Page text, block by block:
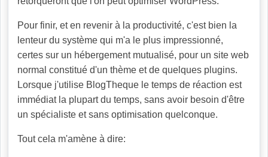
Pour finir, et en revenir à la productivité, c'est bien la
lenteur du système qui m'a le plus impressionné,
certes sur un hébergement mutualisé, pour un site web
normal constitué d'un thème et de quelques plugins.
Lorsque j'utilise BlogTheque le temps de réaction est
immédiat la plupart du temps, sans avoir besoin d'être
un spécialiste et sans optimisation quelconque.
Tout cela m'amène à dire: